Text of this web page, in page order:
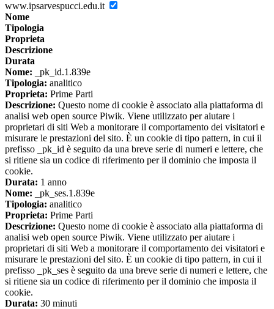
www.ipsarvespucci.edu.it
Nome
Tipologia
Proprieta
Descrizione
Durata
Nome: _pk_id.1.839e
Tipologia: analitico
Proprieta: Prime Parti
Descrizione: Questo nome di cookie è associato alla piattaforma di
analisi web open source Piwik. Viene utilizzato per aiutare i
proprietari di siti Web a monitorare il comportamento dei visitatori e
misurare le prestazioni del sito. È un cookie di tipo pattern, in cui il
prefisso _pk_id è seguito da una breve serie di numeri e lettere, che
si ritiene sia un codice di riferimento per il dominio che imposta il
cookie.
Durata: 1 anno
Nome: _pk_ses.1.839e
Tipologia: analitico
Proprieta: Prime Parti
Descrizione: Questo nome di cookie è associato alla piattaforma di
analisi web open source Piwik. Viene utilizzato per aiutare i
proprietari di siti Web a monitorare il comportamento dei visitatori e
misurare le prestazioni del sito. È un cookie di tipo pattern, in cui il
prefisso _pk_ses è seguito da una breve serie di numeri e lettere, che
si ritiene sia un codice di riferimento per il dominio che imposta il
cookie.
Durata: 30 minuti